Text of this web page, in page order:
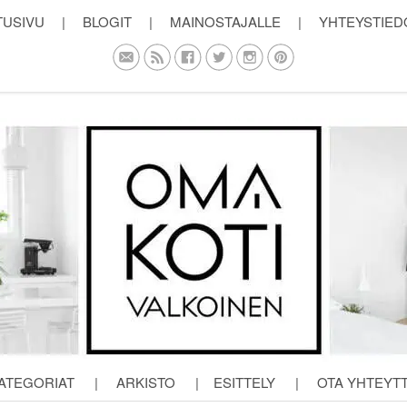
| BLOGIT | MAINOSTAJALLE |
| ARKISTO | ESITTELY | OTA